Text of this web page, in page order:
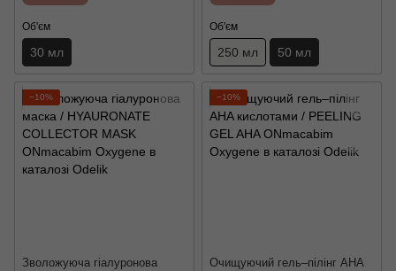
Об'єм
30 мл
Об'єм
250 мл 50 мл
−10%
Зволожуюча гіалуронова
−10%
Очищуючий гель–пілінг AHA